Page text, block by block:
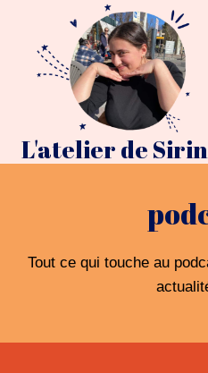
contenu
L'atelier de
Tout ce qui touche au